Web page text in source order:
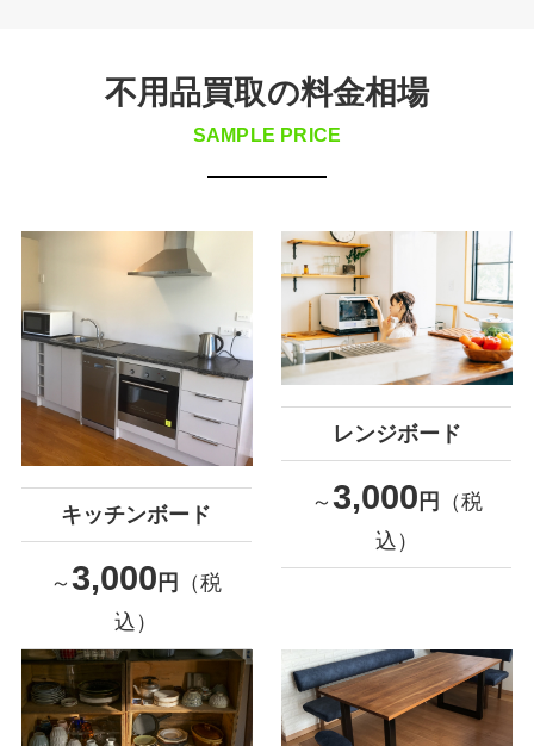
不用品買取の料金相場
SAMPLE PRICE
キッチンボード
～3,000 円
（税
込）
レンジボード
～ 3,000 円
（税
込）